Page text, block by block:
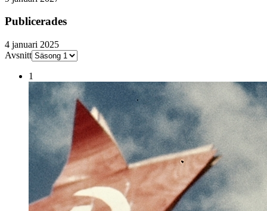
Publicerades
4 januari 2025
Avsnitt
1